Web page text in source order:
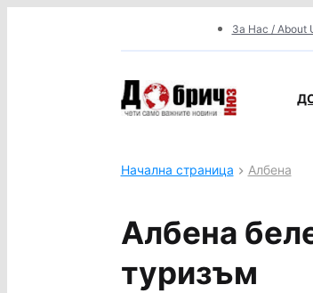
За Нас / About
Начална страница Албена
Албена
туризъм